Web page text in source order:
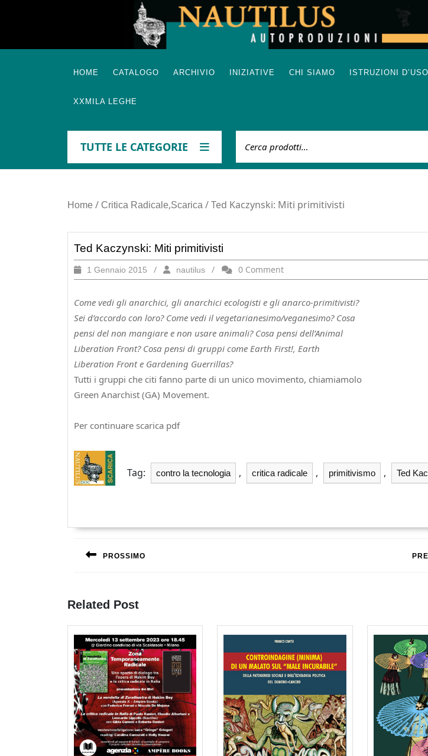
HOME CATALOGO ARCHIVIO INIZIATIVE CHI SIAMO ISTRUZIONI D’USO
XXMILA LEGHE
TUTTE LE CATEGORIE
Home / Critica Radicale,Scarica / Ted Kaczynski: Miti primitivisti
Ted Kaczynski: Miti primitivisti
1 Gennaio 2015
Gennaio
/ nautilusnautilus
/ 0 Comment
Come vedi gli anarchici, gli anarchici ecologisti e gli anarco-primitivisti?
Sei d’accordo con loro? Come vedi il vegetarianesimo/veganesimo? Cosa
pensi del non mangiare e non usare animali? Cosa pensi dell’Animal
Liberation Front? Cosa pensi di gruppi come Earth First!, Earth
Liberation Front e Gardening Guerrillas?
Tutti i gruppi che citi fanno parte di un unico movimento, chiamiamolo
Green Anarchist (GA) Movement.
Per continuare scarica pdf
Tag: contro la tecnologia , critica radicale , primitivismo , Ted
Navigazione
articoli
PROSSIMO
Related Post